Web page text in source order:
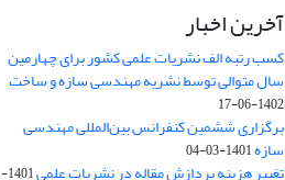
آخرین اخبار
کسب رتبه الف نشریات علمی کشور برای چهارمین
سال متوالی توسط نشریه مهندسی سازه و ساخت
1402-06-17
برگزاری ششمین کنفرانس بین‌المللی مهندسی
سازه1401-03-04
تغییر هزینه پردازش مقاله در نشریات علمی
1401-